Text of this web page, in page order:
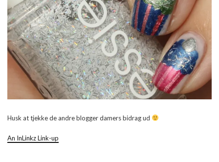
Husk at tjekke de andre blogger damers bidrag ud
An InLinkz Link-up